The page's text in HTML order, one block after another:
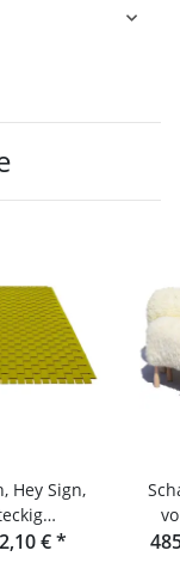
Hey Sign,
5
€*